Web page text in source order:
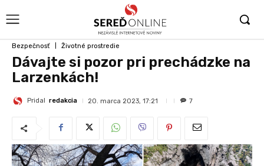
Bezpečnosť Životné prostredie
Dávajte si pozor pri prechádzke na
Larzenkách!
Pridal redakcia 20. marca 2023, 17:21 7